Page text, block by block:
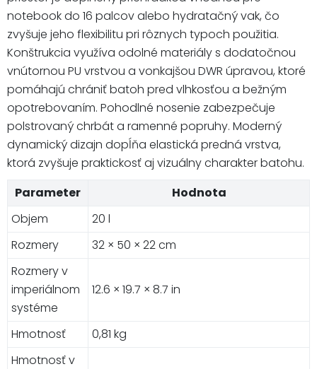
notebook do 16 palcov alebo hydratačný vak, čo
zvyšuje jeho flexibilitu pri rôznych typoch použitia.
Konštrukcia využíva odolné materiály s dodatočnou
vnútornou PU vrstvou a vonkajšou DWR úpravou, ktoré
pomáhajú chrániť batoh pred vlhkosťou a bežným
opotrebovaním. Pohodlné nosenie zabezpečuje
polstrovaný chrbát a ramenné popruhy. Moderný
dynamický dizajn dopĺňa elastická predná vrstva,
ktorá zvyšuje praktickosť aj vizuálny charakter batohu.
Parameter
Hodnota
Objem
20 l
Rozmery
32 × 50 × 22 cm
Rozmery v
imperiálnom
systéme
12.6 × 19.7 × 8.7 in
Hmotnosť
0,81 kg
Hmotnosť v